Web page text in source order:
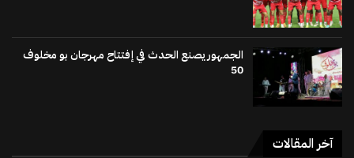
الجمهور يصنع الحدث في إفتتاح مهرجان بو مخلوف
50
آخر المقالات